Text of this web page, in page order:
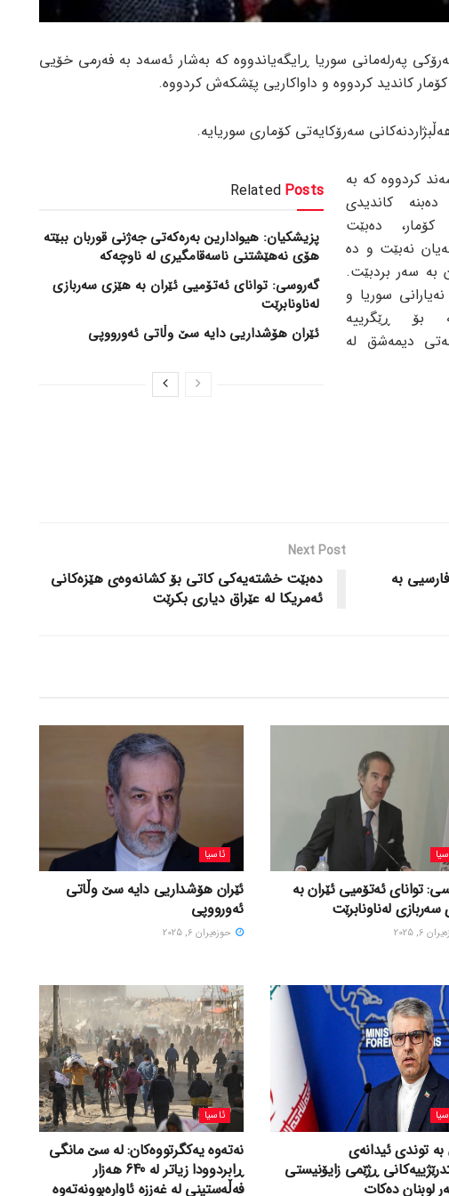
پەرلەمانی سوریا ڕایگەیاندووە کە بەشار ئەسەد بە فەرمی خۆیی
کاندید کردووە و داواکاریی پێشکەش کردووە.
سەرۆکایەتی کۆماری سوریایە.
Related Posts
پزیشکیان: هیوادارین بەرەکەتی جەژنی قوربان ببێتە
هۆی نەهێشتنی ناسەقامگیری لە ناوچەکە
گەروسی: توانای ئەتۆمیی ئێران بە هێزی سەربازی
لەناونابرێت
ئێران هۆشداریی دایە سێ وڵاتی ئەورووپی
کردووە کە بە
کاندیدی
کۆمار، دەبێت
نەبێت و دە
بە سەر بردبێت.
سوریا و
بۆ ڕێگرییە
دیمەشق لە
بە
Next Post
دەبێت خشتەیەکی کاتی بۆ کشانەوەی هێزەکانی
ئەمریکا لە عێراق دیاری بکرێت
توانای ئەتۆمیی ئێران بە
لەناونابرێت
6, 2025
ئاسیا
ئێران هۆشداریی دایە سێ وڵاتی
ئەورووپی
حوزه‌یران 6, 2025
بە توندی ئیدانەی
ڕژێمی زایۆنیستی
لوبنان دەکات
ئاسیا
نەتەوە یەکگرتووەکان: لە سێ مانگی
ڕابردوودا زیاتر لە 640 هەزار
فەڵەستینی لە غەززە ئاوارەبوونەتەوە